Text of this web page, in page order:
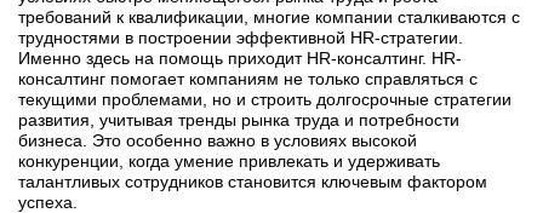
требований к квалификации, многие компании сталкиваются с
трудностями в построении эффективной HR-стратегии.
Именно здесь на помощь приходит HR-консалтинг. HR-
консалтинг помогает компаниям не только справляться с
текущими проблемами, но и строить долгосрочные стратегии
развития, учитывая тренды рынка труда и потребности
бизнеса. Это особенно важно в условиях высокой
конкуренции, когда умение привлекать и удерживать
талантливых сотрудников становится ключевым фактором
успеха.